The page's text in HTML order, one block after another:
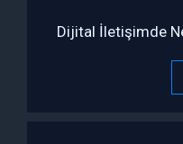
Dijital İletişimde